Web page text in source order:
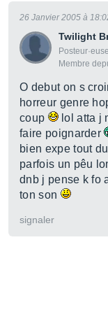
Twilight
Membre
26 Janvier 2005 à
O debut on s
horreur genre
coup
lol atta j
faire poignarder
bien expe tout
parfois un pêu
dnb j pense k fo
ton son
signaler